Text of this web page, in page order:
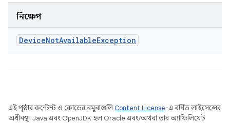
নিক্ষেপ
DeviceNotAvailableException
এই পৃষ্ঠার কন্টেন্ট ও কোডের নমুনাগুলিContent License-এ বর্ণিত লাইসেন্সের
অধীনস্থ। Java এবং OpenJDK হল Oracle এবং/অথবা তার অ্যাফিলিয়েট